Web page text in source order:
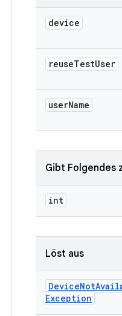
device
reuseTestUser
userName
Gibt Folgendes
int
Löst aus
DeviceNot
Exception